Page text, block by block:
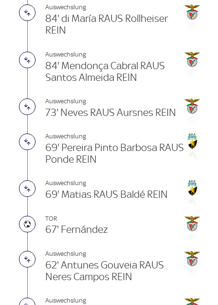
Auswechslung
84' di María RAUS Rollheiser
REIN
Auswechslung
84' Mendonça Cabral RAUS
Santos Almeida REIN
Auswechslung
73' Neves RAUS Aursnes REIN
Auswechslung
69' Pereira Pinto Barbosa RAUS
Ponde REIN
Auswechslung
69' Matias RAUS Baldé REIN
TOR
67' Fernández
Auswechslung
62' Antunes Gouveia RAUS
Neres Campos REIN
Auswechslung